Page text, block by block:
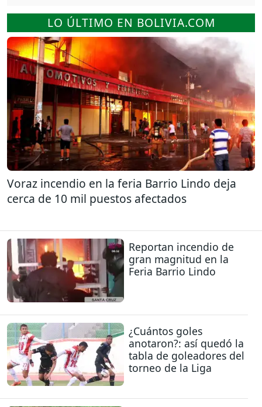
LO ÚLTIMO EN BOLIVIA.COM
Voraz incendio en la feria Barrio Lindo deja
cerca de 10 mil puestos afectados
Reportan incendio de
gran magnitud en la
Feria Barrio Lindo
¿Cuántos goles
anotaron?: así quedó la
tabla de goleadores del
torneo de la Liga